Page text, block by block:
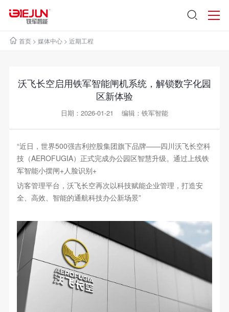
首页> 媒体中心> 近期工程
沃飞长空启用铁军智能闸机系统，解锁数字化园
区新体验
日期：2026-01-21 编辑：铁军智能
“近日，世界500强吉利控股集团旗下品牌——四川沃飞长空科
技（AEROFUGIA）正式完成办公园区智慧升级。通过上线铁
军智能小摆闸+人脸识别+
访客管理平台，沃飞长空再次以科技赋能企业管理，打造安
全、高效、智能的通航科技办公新场景”